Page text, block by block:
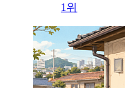
1위